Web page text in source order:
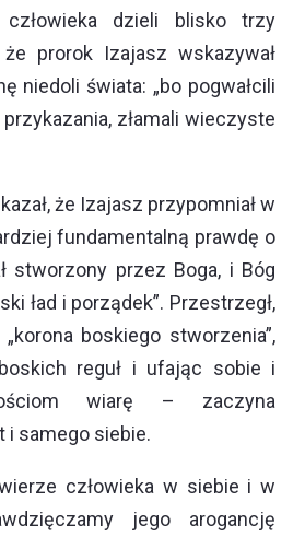
dzieli blisko trzy
prorok Izajasz wskazywał
niedoli świata: „bo pogwałcili
złamali wieczyste
że Izajasz przypomniał w
fundamentalną prawdę o
stworzony przez Boga, i Bóg
ład i porządek”. Przestrzegł,
boskiego stworzenia”,
reguł i ufając sobie i
wiarę – zaczyna
i samego siebie.
człowieka w siebie i w
jego arogancję